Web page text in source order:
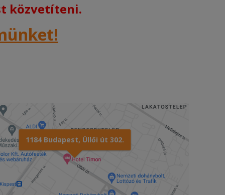
közvetíteni.
1184 Budapest, Üllői út 302.